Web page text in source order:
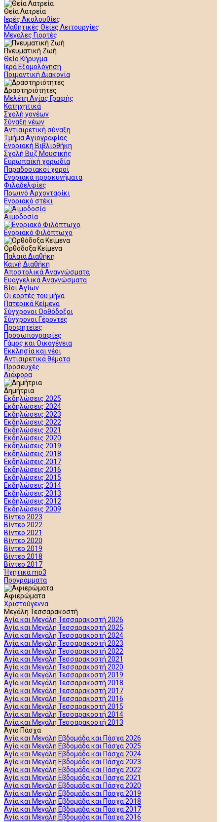
Θεία Λατρεία
Ιερές Ακολουθίες
Μαθητικές Θείες Λειτουργίες
Μεγάλες Γιορτές
Πνευματική Ζωή
Θείο Κήρυγμα
Ιερά Εξομολόγηση
Ποιμαντική Διακονία
Δραστηριότητες
Μελέτη Αγίας Γραφής
Κατηχητικά
Σχολή γονέων
Σύναξη νέων
Αντιαιρετική σύναξη
Τμήμα Αγιογραφίας
Ενοριακή Βιβλιοθήκη
Σχολή Βυζ Μουσικής
Ευρωπαϊκή χορωδία
Παραδοσιακοί χοροί
Ενοριακά προσκυνήματα
Φιλαδελφίες
Πρωινό Αρχονταρίκι
Ενοριακό στέκι
Αιμοδοσία
Ενοριακό Φιλόπτωχο
Ορθόδοξα Κείμενα
Παλαιά Διαθήκη
Καινή Διαθήκη
Αποστολικά Αναγνώσματα
Ευαγγελικά Αναγνώσματα
Βίοι Αγίων
Οι εορτές του μήνα
Πατερικά Κείμενα
Σύγχρονοι Ορθόδοξοι
Σύγχρονοι Γέροντες
Προφητείες
Προσωπογραφίες
Γάμος και Οικογένεια
Εκκλησία και νέοι
Αντιαιρετικά θέματα
Προσευχές
Διάφορα
Δημήτρια
Εκδηλώσεις 2025
Εκδηλώσεις 2024
Εκδηλώσεις 2023
Εκδηλώσεις 2022
Εκδηλώσεις 2021
Εκδηλώσεις 2020
Εκδηλώσεις 2019
Εκδηλώσεις 2018
Εκδηλώσεις 2017
Εκδηλώσεις 2016
Εκδηλώσεις 2015
Εκδηλώσεις 2014
Εκδηλώσεις 2013
Εκδηλώσεις 2012
Εκδηλώσεις 2009
Βίντεο 2023
Βίντεο 2022
Βίντεο 2021
Βίντεο 2020
Βίντεο 2019
Βίντεο 2018
Βίντεο 2017
Ήχητικά mp3
Προγράμματα
Αφιερώματα
Χριστούγεννα
Μεγάλη Τεσσαρακοστή
Αγία και Μεγάλη Τεσσαρακοστή 2026
Αγία και Μεγάλη Τεσσαρακοστή 2025
Αγία και Μεγάλη Τεσσαρακοστή 2024
Αγία και Μεγάλη Τεσσαρακοστή 2023
Αγία και Μεγάλη Τεσσαρακοστή 2022
Αγία και Μεγάλη Τεσσαρακοστή 2021
Αγία και Μεγάλη Τεσσαρακοστή 2020
Αγία και Μεγάλη Τεσσαρακοστή 2019
Αγία και Μεγάλη Τεσσαρακοστή 2018
Αγία και Μεγάλη Τεσσαρακοστή 2017
Αγία και Μεγάλη Τεσσαρακοστή 2016
Αγία και Μεγάλη Τεσσαρακοστή 2015
Αγία και Μεγάλη Τεσσαρακοστή 2014
Αγία και Μεγάλη Τεσσαρακοστή 2013
Άγιο Πάσχα
Αγία και Μεγάλη Εβδομάδα και Πάσχα 2026
Αγία και Μεγάλη Εβδομάδα και Πάσχα 2025
Αγία και Μεγάλη Εβδομάδα και Πάσχα 2024
Αγία και Μεγάλη Εβδομάδα και Πάσχα 2023
Αγία και Μεγάλη Εβδομάδα και Πάσχα 2022
Αγία και Μεγάλη Εβδομάδα και Πάσχα 2021
Αγία και Μεγάλη Εβδομάδα και Πάσχα 2020
Αγία και Μεγάλη Εβδομάδα και Πάσχα 2019
Αγία και Μεγάλη Εβδομάδα και Πάσχα 2018
Αγία και Μεγάλη Εβδομάδα και Πάσχα 2017
Αγία και Μεγάλη Εβδομάδα και Πάσχα 2016